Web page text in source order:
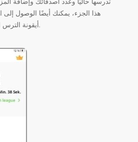
هذا الجزء، يمكنك أيضًا الوصول إلى
أيقونة الترس المسنن أعلى اليسار.